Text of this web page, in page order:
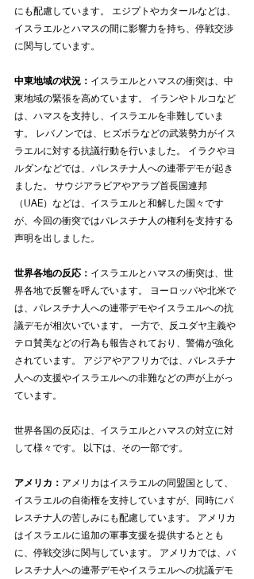
にも配慮しています。 エジプトやカタールなどは、
イスラエルとハマスの間に影響力を持ち、停戦交渉
に関与しています。
中東地域の状況： イスラエルとハマスの衝突は、中
東地域の緊張を高めています。 イランやトルコなど
は、ハマスを支持し、イスラエルを非難していま
す。 レバノンでは、ヒズボラなどの武装勢力がイス
ラエルに対する抗議行動を行いました。 イラクやヨ
ルダンなどでは、パレスチナ人への連帯デモが起き
ました。 サウジアラビアやアラブ首長国連邦
（UAE）などは、イスラエルと和解した国々です
が、今回の衝突ではパレスチナ人の権利を支持する
声明を出しました。
世界各地の反応： イスラエルとハマスの衝突は、世
界各地で反響を呼んでいます。 ヨーロッパや北米で
は、パレスチナ人への連帯デモやイスラエルへの抗
議デモが相次いでいます。 一方で、反ユダヤ主義や
テロ賛美などの行為も報告されており、警備が強化
されています。 アジアやアフリカでは、パレスチナ
人への支援やイスラエルへの非難などの声が上がっ
ています。
世界各国の反応は、イスラエルとハマスの対立に対
して様々です。 以下は、その一部です。
アメリカ： アメリカはイスラエルの同盟国として、
イスラエルの自衛権を支持していますが、同時にパ
レスチナ人の苦しみにも配慮しています。 アメリカ
はイスラエルに追加の軍事支援を提供するととも
に、停戦交渉に関与しています。 アメリカでは、パ
レスチナ人への連帯デモやイスラエルへの抗議デモ